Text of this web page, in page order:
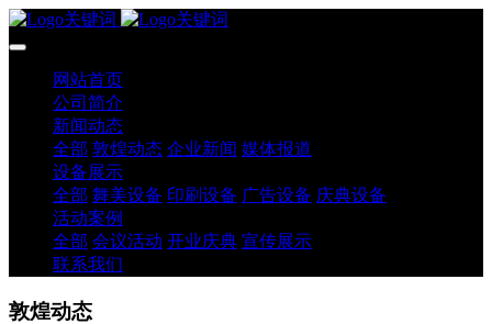
网站首页
公司简介
新闻动态
全部 敦煌动态 企业新闻 媒体报道
设备展示
全部 舞美设备 印刷设备 广告设备 庆典设备
活动案例
全部 会议活动 开业庆典 宣传展示
联系我们
敦煌动态